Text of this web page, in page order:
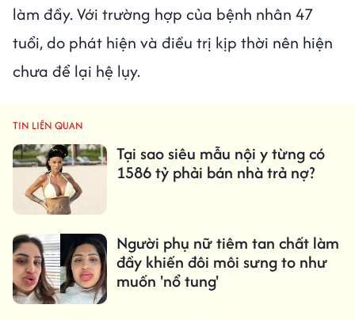
làm đầy. Với trường hợp của bệnh nhân 47
tuổi, do phát hiện và điều trị kịp thời nên hiện
chưa để lại hệ lụy.
TIN LIÊN QUAN
Tại sao siêu mẫu nội y từng có
1586 tỷ phải bán nhà trả nợ?
Người phụ nữ tiêm tan chất làm
đầy khiến đôi môi sưng to như
muốn 'nổ tung'